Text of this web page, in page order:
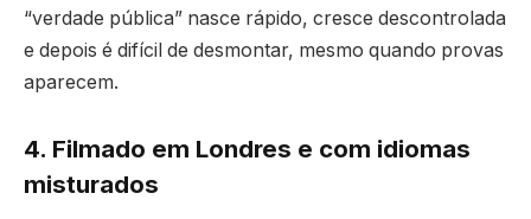
“verdade pública” nasce rápido, cresce descontrolada
e depois é difícil de desmontar, mesmo quando provas
aparecem.
4. Filmado em Londres e com idiomas
misturados